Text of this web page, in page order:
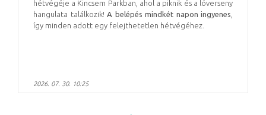
hétvégéje a Kincsem Parkban, ahol a piknik és a lóverseny
hangulata találkozik! A belépés mindkét napon ingyenes
így minden adott egy felejthetetlen hétvégéhez.
2026. 07. 30. 10:25